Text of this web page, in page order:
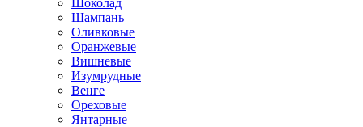
Шоколад
Шампань
Оливковые
Оранжевые
Вишневые
Изумрудные
Венге
Ореховые
Янтарные